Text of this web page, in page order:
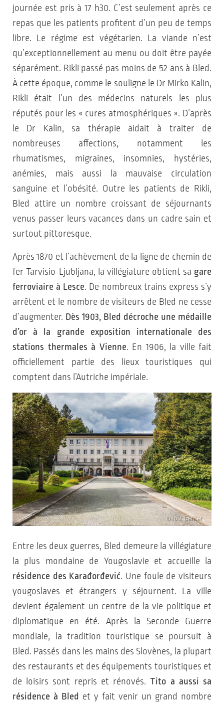
journée est pris à 17 h30. C’est seulement après ce
repas que les patients profitent d’un peu de temps
libre. Le régime est végétarien. La viande n’est
qu’exceptionnellement au menu ou doit être payée
séparément. Rikli passé pas moins de 52 ans à Bled.
À cette époque, comme le souligne le Dr Mirko Kalin,
Rikli était l’un des médecins naturels les plus
réputés pour les « cures atmosphériques ». D’après
le Dr Kalin, sa thérapie aidait à traiter de
nombreuses affections, notamment les
rhumatismes, migraines, insomnies, hystéries,
anémies, mais aussi la mauvaise circulation
sanguine et l’obésité. Outre les patients de Rikli,
Bled attire un nombre croissant de séjournants
venus passer leurs vacances dans un cadre sain et
surtout pittoresque.
Après 1870 et l’achèvement de la ligne de chemin de
fer Tarvisio-Ljubljana, la villégiature obtient sa gare
ferroviaire à Lesce. De nombreux trains express s’y
arrêtent et le nombre de visiteurs de Bled ne cesse
d’augmenter. Dès 1903, Bled décroche une médaille
d’or à la grande exposition internationale des
stations thermales à Vienne. En 1906, la ville fait
officiellement partie des lieux touristiques qui
comptent dans l’Autriche impériale.
© Jošt Gantar
Entre les deux guerres, Bled demeure la villégiature
la plus mondaine de Yougoslavie et accueille la
résidence des Karađorđević. Une foule de visiteurs
yougoslaves et étrangers y séjournent. La ville
devient également un centre de la vie politique et
diplomatique en été. Après la Seconde Guerre
mondiale, la tradition touristique se poursuit à
Bled. Passés dans les mains des Slovènes, la plupart
des restaurants et des équipements touristiques et
de loisirs sont repris et rénovés.Tito a aussi sa
résidence à Bled et y fait venir un grand nombre